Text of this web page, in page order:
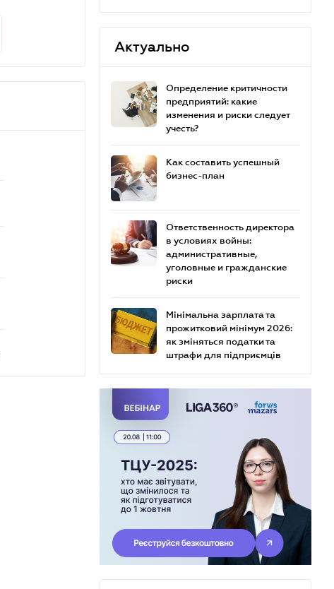
Актуально
Определение критичности
предприятий: какие
изменения и риски следует
учесть?
Как составить успешный
бизнес-план
Ответственность директора
в условиях войны:
административные,
уголовные и гражданские
риски
Мінімальна зарплата та
прожитковий мінімум 2026:
як зміняться податки та
штрафи для підприємців